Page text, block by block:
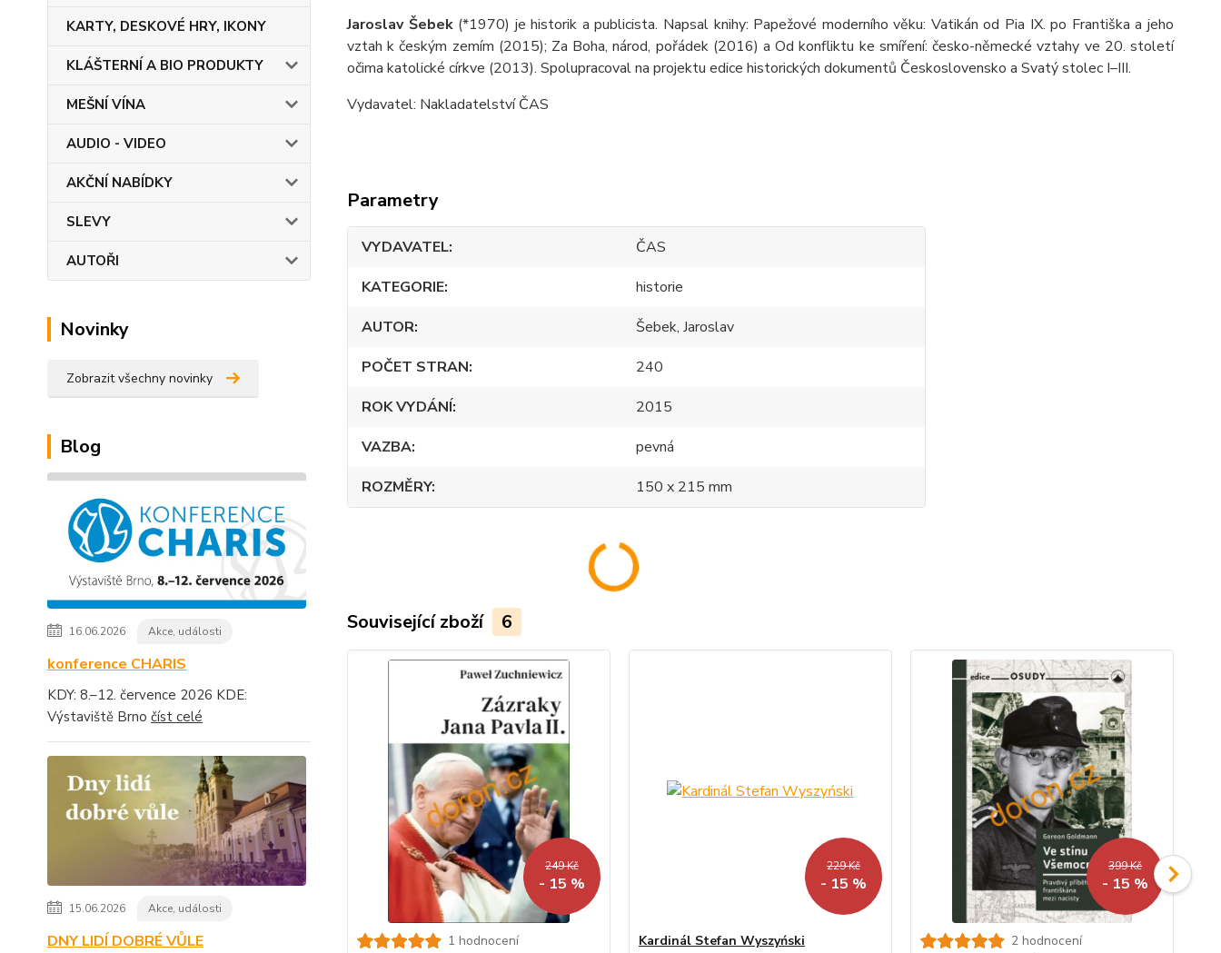
KARTY, DESKOVÉ HRY, IKONY
KLÁŠTERNÍ A BIO PRODUKTY
MEŠNÍ VÍNA
AUDIO - VIDEO
AKČNÍ NABÍDKY
SLEVY
AUTOŘI
Novinky
Zobrazit všechny novinky
Blog
16.06.2026 Akce, události
konference CHARIS
KDY: 8.–12. července 2026 KDE:
Výstaviště Brno číst celé
15.06.2026 Akce, události
DNY LIDÍ DOBRÉ VŮLE
Jaroslav Šebek (*1970) je historik a publicista. Napsal knihy: Papežové moderního věku: Vatikán od Pia IX. po Františka a jeho
vztah k českým zemím (2015); Za Boha, národ, pořádek (2016) a Od konfliktu ke smíření: česko-německé vztahy ve 20. století
očima katolické církve (2013). Spolupracoval na projektu edice historických dokumentů Československo a Svatý stolec I–III.
Vydavatel: Nakladatelství ČAS
Parametry
VYDAVATEL
ČAS
KATEGORIE
historie
AUTOR
Šebek, Jaroslav
POČET STRAN
240
ROK VYDÁNÍ
2015
VAZBA
pevná
ROZMĚRY
150 x 215 mm
Související zboží 6
249 Kč
- 15 %
1 hodnocení
229 Kč
- 15 %
Kardinál Stefan Wyszyński
399 Kč
- 15 %
2 hodnocení